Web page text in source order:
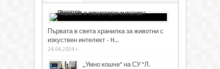
Първата в света хранилка за животни с
изкуствен интелект - H...
24.04.2024 г.
„Умно кошче“ на СУ “Л.